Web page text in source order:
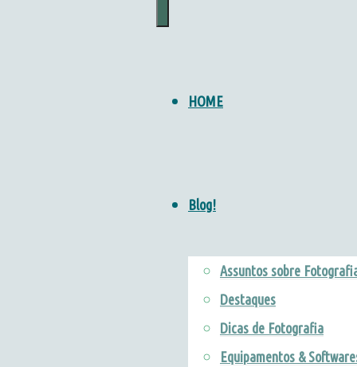
Natureza
HOME
Blog!
Assuntos sobre
Destaques
Dicas de Fotografia
Equipamentos &